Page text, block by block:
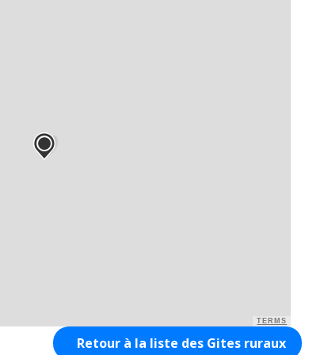
TERMS
Retour à la liste des Gites ruraux